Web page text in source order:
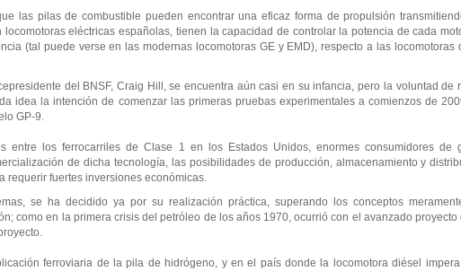
las pilas de combustible pueden encontrar una eficaz forma de propulsión
eléctricas españolas, tienen la capacidad de controlar la potencia de cada
(tal puede verse en las modernas locomotoras GE y EMD), respecto a las locomotoras
del BNSF, Craig Hill, se encuentra aún casi en su infancia, pero la voluntad de
idea la intención de comenzar las primeras pruebas experimentales a comienzos de
GP-9.
entre los ferrocarriles de Clase 1 en los Estados Unidos, enormes consumidores de
de dicha tecnología, las posibilidades de producción, almacenamiento y
requerir fuertes inversiones económicas.
se ha decidido ya por su realización práctica, superando los conceptos
como en la primera crisis del petróleo de los años 1970, ocurrió con el avanzado
ferroviaria de la pila de hidrógeno, y en el país donde la locomotora diésel